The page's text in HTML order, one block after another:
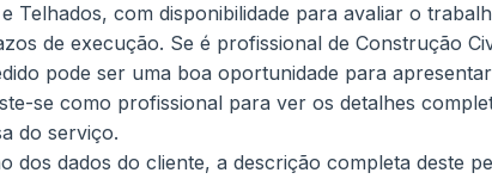
Telhados, com disponibilidade para avaliar o
de execução. Se é profissional de Construção
pode ser uma boa oportunidade para
se como profissional para ver os detalhes
do serviço.
dos dados do cliente, a descrição completa deste